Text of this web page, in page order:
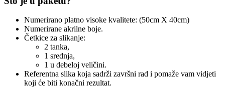
Numerirano platno visoke kvalitete: (50cm X 40cm)
Numerirane akrilne boje.
Četkice za slikanje:
2 tanka,
1 srednja,
1 u debeloj veličini.
Referentna slika koja sadrži završni rad i pomaže vam vidjeti
koji će biti konačni rezultat.